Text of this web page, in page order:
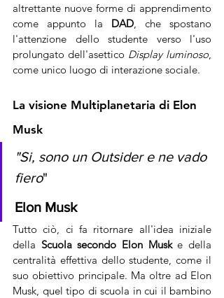
altrettante nuove forme di apprendimento
come appunto la DAD, che spostano
l'attenzione dello studente verso l'uso
prolungato dell'asettico Display luminoso,
come unico luogo di interazione sociale.
La visione Multiplanetaria di Elon
Musk
"Si, sono un Outsider e ne vado
fiero"
Elon Musk
Tutto ciò, ci fa ritornare all'idea iniziale
della Scuola secondo Elon Musk e della
centralità effettiva dello studente, come il
suo obiettivo principale. Ma oltre ad Elon
Musk, quel tipo di scuola in cui il bambino